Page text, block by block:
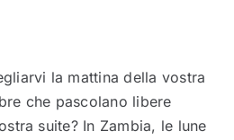
la mattina della vostra
che pascolano libere
suite? In Zambia, le lune